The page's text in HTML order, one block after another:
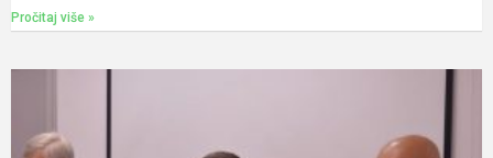
Pročitaj više »